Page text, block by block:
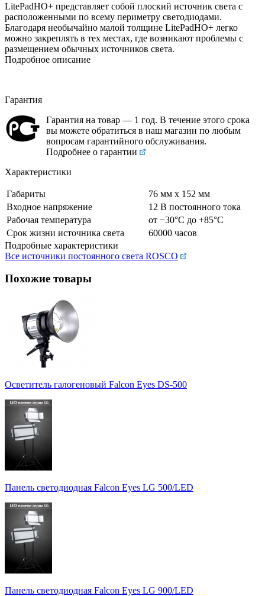
LitePadHO+ представляет собой плоский источник света с
расположенными по всему периметру светодиодами.
Благодаря необычайно малой толщине LitePadHO+ легко
можно закреплять в тех местах, где возникают проблемы с
размещением обычных источников света.
Подробное описание
Гарантия
Гарантия на товар — 1 год. В течение этого срока
вы можете обратиться в наш магазин по любым
вопросам гарантийного обслуживания.
Подробнее о гарантии
Характеристики
Габариты
76 мм x 152 мм
Входное напряжение
12 В постоянного тока
Рабочая температура
от −30°С до +85°С
Срок жизни источника света
60000 часов
Подробные характеристики
Все источники постоянного света ROSCO
Похожие товары
Осветитель галогеновый Falcon Eyes DS-500
Панель светодиодная Falcon Eyes LG 500/LED
Панель светодиодная Falcon Eyes LG 900/LED